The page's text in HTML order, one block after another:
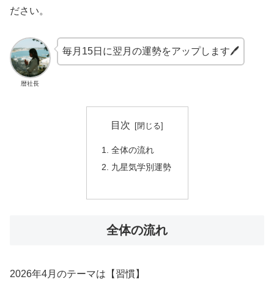
ださい。
暦社長
毎月15日に翌月の運勢をアップします🖊
目次
全体の流れ
九星気学別運勢
全体の流れ
2026年4月のテーマは【習慣】